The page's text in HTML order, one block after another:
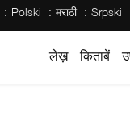
Polski मराठी Srpski
लेख़ किताबें